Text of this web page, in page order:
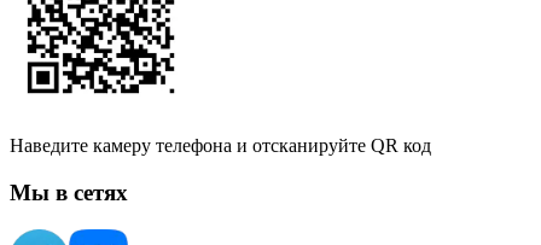
Наведите камеру телефона и отсканируйте QR код
Мы в сетях